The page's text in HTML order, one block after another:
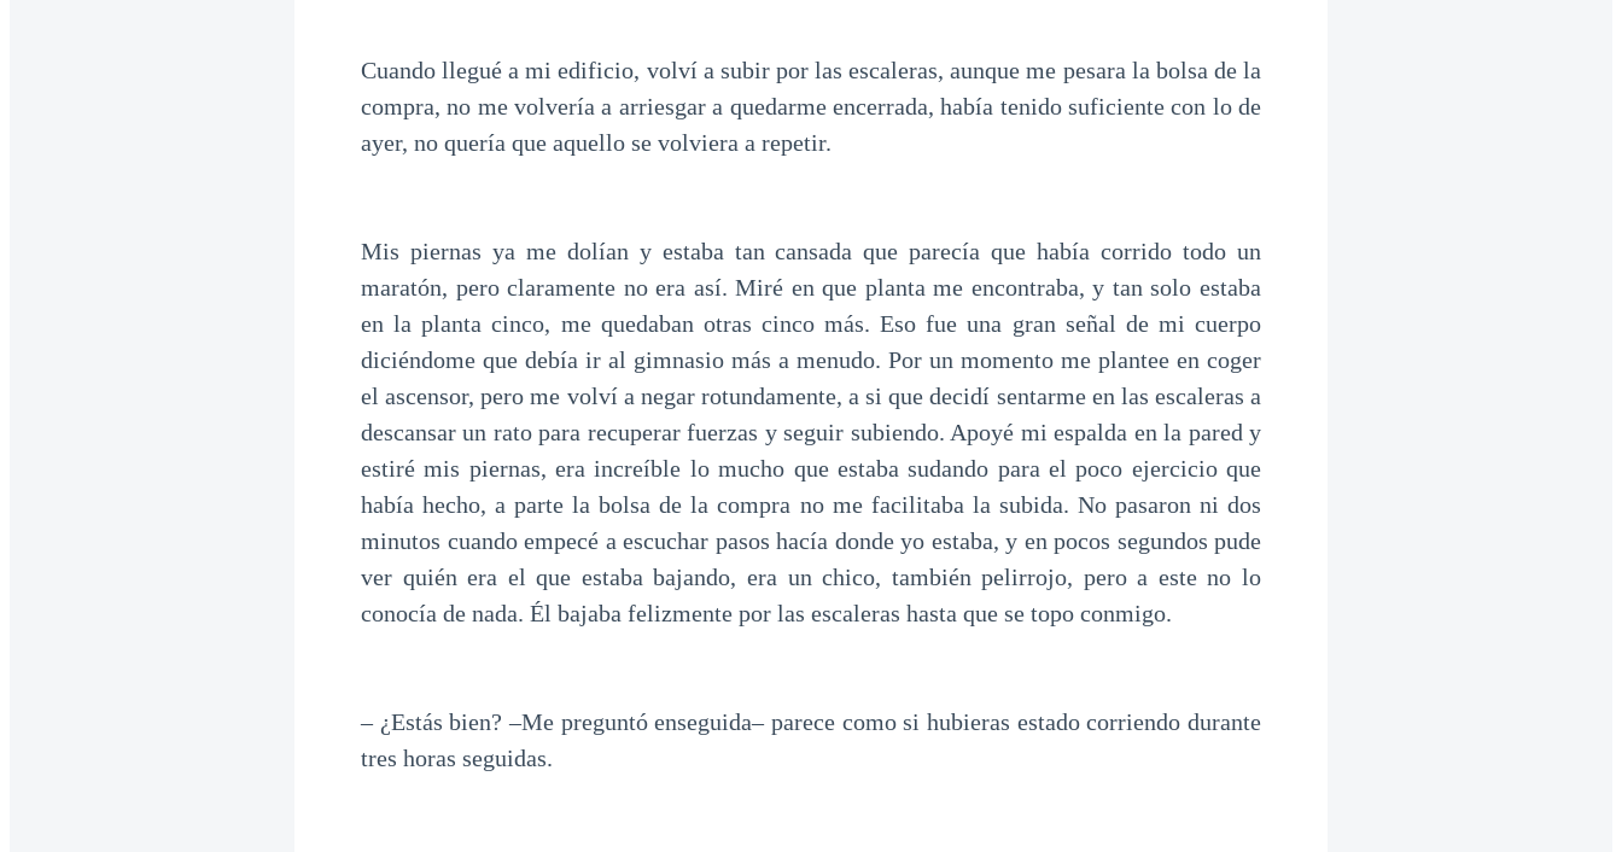
Cuando llegué a mi edificio, volví a subir por las escaleras, aunque me pesara la bolsa de la
compra, no me volvería a arriesgar a quedarme encerrada, había tenido suficiente con lo de
ayer, no quería que aquello se volviera a repetir.
Mis piernas ya me dolían y estaba tan cansada que parecía que había corrido todo un
maratón, pero claramente no era así. Miré en que planta me encontraba, y tan solo estaba
en la planta cinco, me quedaban otras cinco más. Eso fue una gran señal de mi cuerpo
diciéndome que debía ir al gimnasio más a menudo. Por un momento me plantee en coger
el ascensor, pero me volví a negar rotundamente, a si que decidí sentarme en las escaleras a
descansar un rato para recuperar fuerzas y seguir subiendo. Apoyé mi espalda en la pared y
estiré mis piernas, era increíble lo mucho que estaba sudando para el poco ejercicio que
había hecho, a parte la bolsa de la compra no me facilitaba la subida. No pasaron ni dos
minutos cuando empecé a escuchar pasos hacía donde yo estaba, y en pocos segundos pude
ver quién era el que estaba bajando, era un chico, también pelirrojo, pero a este no lo
conocía de nada. Él bajaba felizmente por las escaleras hasta que se topo conmigo.
– ¿Estás bien? –Me preguntó enseguida– parece como si hubieras estado corriendo durante
tres horas seguidas.